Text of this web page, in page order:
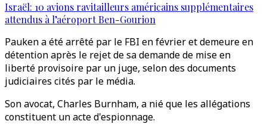
Israël: 10 avions ravitailleurs américains supplémentaires
attendus à l’aéroport Ben-Gourion
Pauken a été arrêté par le FBI en février et demeure en
détention après le rejet de sa demande de mise en
liberté provisoire par un juge, selon des documents
judiciaires cités par le média.
Son avocat, Charles Burnham, a nié que les allégations
constituent un acte d'espionnage.